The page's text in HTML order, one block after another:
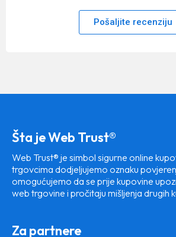
Pošaljite recenziju
Šta je Web Trust®
Web Trust® je simbol sigurne online
trgovcima dodjeljujemo oznaku
omogućujemo da se prije kupovine
web trgovine i pročitaju mišljenja drugih
Za partnere